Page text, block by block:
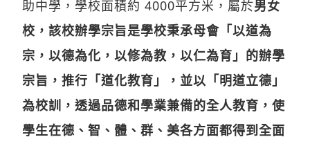
助中學，學校面積約 4000平方米，屬於男女
校，該校辦學宗旨是學校秉承母會「以道為
宗，以德為化，以修為教，以仁為育」的辦學
宗旨，推行「道化教育」，並以「明道立德」
為校訓，透過品德和學業兼備的全人教育，使
學生在德、智、體、群、美各方面都得到全面